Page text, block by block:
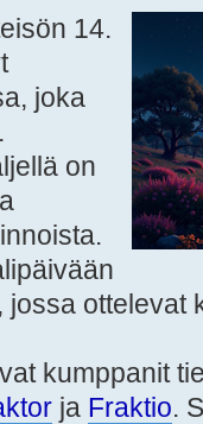
14.
joka
on
jossa ottelevat
kumppanit
ja Fraktio.